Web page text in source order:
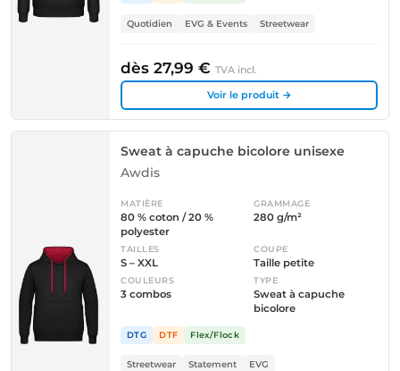
Quotidien EVG & Events Streetwear
dès 27,99 € TVA incl.
Voir le produit →
Sweat à capuche bicolore unisexe
Awdis
MATIÈRE
80 % coton / 20 %
polyester
GRAMMAGE
280 g/m²
TAILLES
S – XXL
COUPE
Taille petite
COULEURS
3 combos
TYPE
Sweat à capuche
bicolore
DTG DTF Flex/Flock
Streetwear Statement EVG